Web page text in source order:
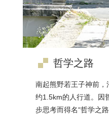
哲学之路
南起熊野若王子神前
约1.5km的人行道。因
步思考而得名“哲学之路